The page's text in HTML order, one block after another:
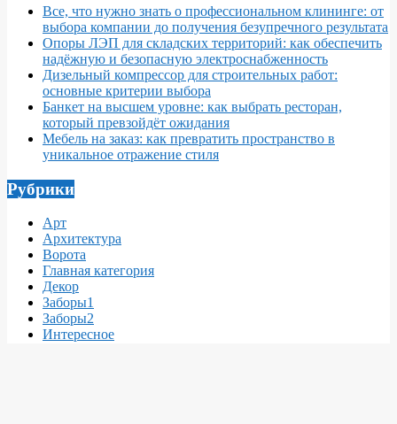
Все, что нужно знать о профессиональном клининге: от
выбора компании до получения безупречного результата
Опоры ЛЭП для складских территорий: как обеспечить
надёжную и безопасную электроснабженность
Дизельный компрессор для строительных работ:
основные критерии выбора
Банкет на высшем уровне: как выбрать ресторан,
который превзойдёт ожидания
Мебель на заказ: как превратить пространство в
уникальное отражение стиля
Рубрики
Арт
Архитектура
Ворота
Главная категория
Декор
Заборы1
Заборы2
Интересное